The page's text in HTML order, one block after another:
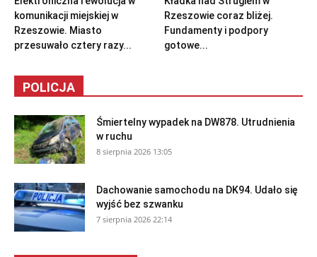
komunikacji miejskiej w
Rzeszowie. Miasto
przesuwało cztery razy...
Rzeszowie coraz bliżej.
Fundamenty i podpory
gotowe...
POLICJA
Śmiertelny wypadek na DW878. Utrudnienia
w ruchu
8 sierpnia 2026 13:05
Dachowanie samochodu na DK94. Udało się
wyjść bez szwanku
7 sierpnia 2026 22:14